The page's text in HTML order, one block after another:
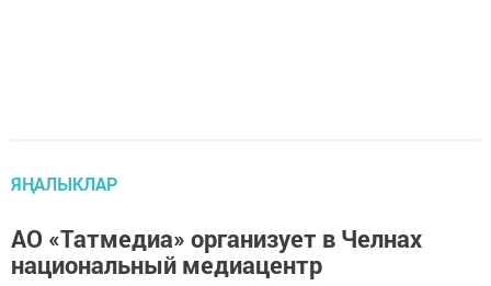
ЯҢАЛЫКЛАР
АО «Татмедиа» организует в Челнах
национальный медиацентр